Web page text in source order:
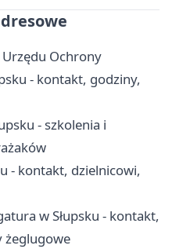
Ochrony
- kontakt, godziny,
- szkolenia i
- kontakt, dzielnicowi,
w Słupsku - kontakt,
żeglugowe